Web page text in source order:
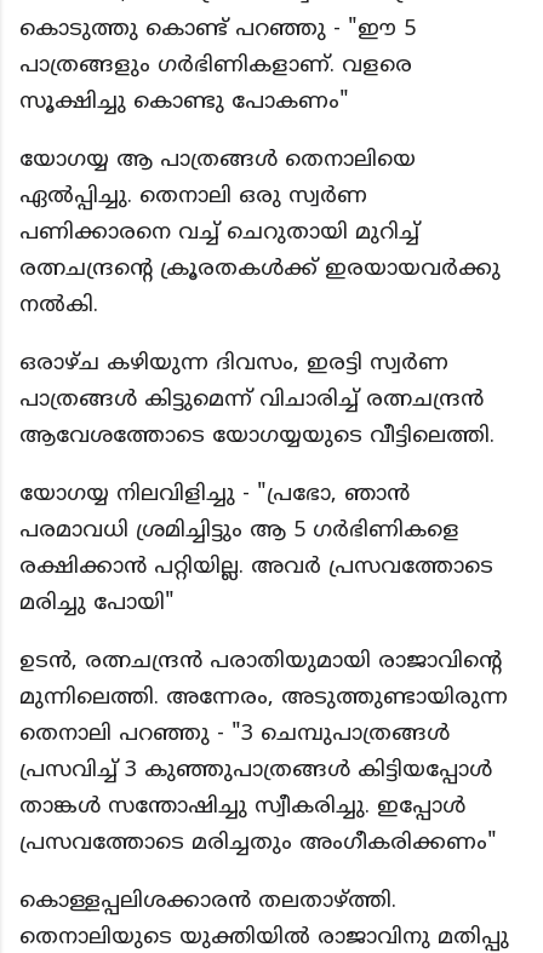
കൊടുത്തു കൊണ്ട് പറഞ്ഞു - "ഈ 5
പാത്രങ്ങളും ഗർഭിണികളാണ്. വളരെ
സൂക്ഷിച്ചു കൊണ്ടു പോകണം"
യോഗയ്യ ആ പാത്രങ്ങൾ തെനാലിയെ
ഏൽപ്പിച്ചു. തെനാലി ഒരു സ്വർണ
പണിക്കാരനെ വച്ച് ചെറുതായി മുറിച്ച്
രത്നചന്ദ്രന്റെ ക്രൂരതകൾക്ക് ഇരയായവർക്കു
നൽകി.
ഒരാഴ്ച കഴിയുന്ന ദിവസം, ഇരട്ടി സ്വർണ
പാത്രങ്ങൾ കിട്ടുമെന്ന് വിചാരിച്ച് രത്നചന്ദ്രൻ
ആവേശത്തോടെ യോഗയ്യയുടെ വീട്ടിലെത്തി.
യോഗയ്യ നിലവിളിച്ചു - "പ്രഭോ, ഞാൻ
പരമാവധി ശ്രമിച്ചിട്ടും ആ 5 ഗർഭിണികളെ
രക്ഷിക്കാൻ പറ്റിയില്ല. അവർ പ്രസവത്തോടെ
മരിച്ചു പോയി"
ഉടൻ, രത്നചന്ദ്രൻ പരാതിയുമായി രാജാവിന്റെ
മുന്നിലെത്തി. അന്നേരം, അടുത്തുണ്ടായിരുന്ന
തെനാലി പറഞ്ഞു - "3 ചെമ്പുപാത്രങ്ങൾ
പ്രസവിച്ച് 3 കുഞ്ഞുപാത്രങ്ങൾ കിട്ടിയപ്പോൾ
താങ്കൾ സന്തോഷിച്ചു സ്വീകരിച്ചു. ഇപ്പോൾ
പ്രസവത്തോടെ മരിച്ചതും അംഗീകരിക്കണം"
കൊള്ളപ്പലിശക്കാരൻ തലതാഴ്ത്തി.
തെനാലിയുടെ യുക്തിയിൽ രാജാവിനു മതിപ്പു